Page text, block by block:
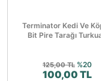
Terminator Kedi Ve
Bit Pire Tarağı Turkuaz
125,00 TL %20
100,00 TL